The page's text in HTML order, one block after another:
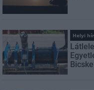
Helyi